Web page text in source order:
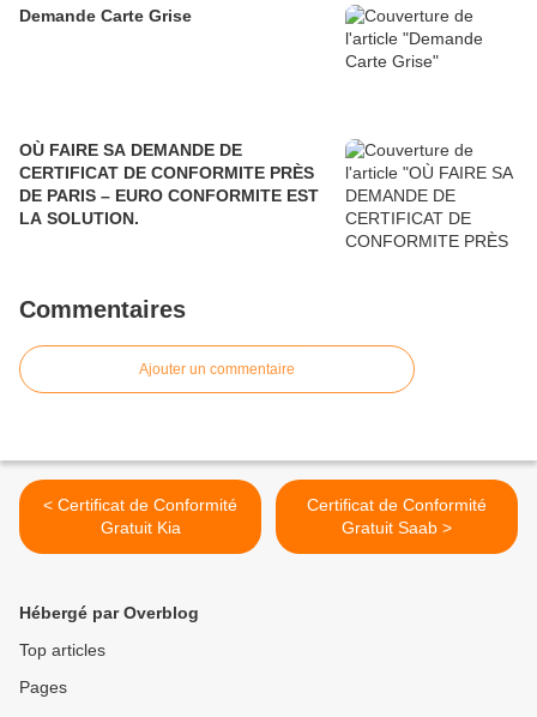
Demande Carte Grise
OÙ FAIRE SA DEMANDE DE
CERTIFICAT DE CONFORMITE PRÈS
DE PARIS – EURO CONFORMITE EST
LA SOLUTION.
Commentaires
Ajouter un commentaire
< Certificat de Conformité
Gratuit Kia
Certificat de Conformité
Gratuit Saab >
Hébergé par Overblog
Top articles
Pages